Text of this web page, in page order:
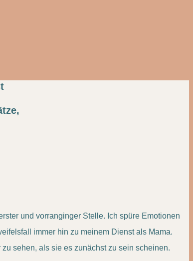
und vorranginger Stelle. Ich spüre Emotionen
immer hin zu meinem Dienst als Mama.
sehen, als sie es zunächst zu sein scheinen.